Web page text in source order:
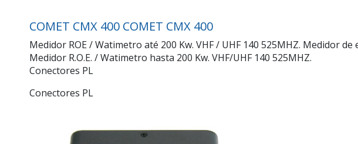
COMET CMX 400 COMET CMX 400
Medidor ROE / Watimetro até 200 Kw. VHF / UHF 140 525MHZ. Medidor de
Medidor R.O.E. / Watimetro hasta 200 Kw. VHF/UHF 140 525MHZ.
Conectores PL
Conectores PL